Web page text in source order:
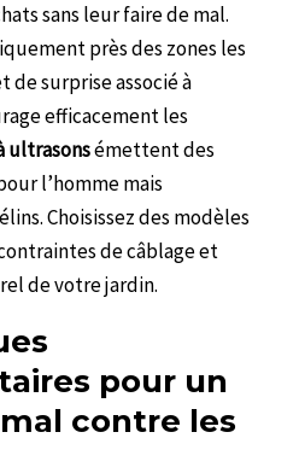
sans leur faire de mal.
près des zones les
de surprise associé à
efficacement les
ultrasonsémettent des
l’homme mais
Choisissez des modèles
de câblage et
de votre jardin.
pour un
contre les